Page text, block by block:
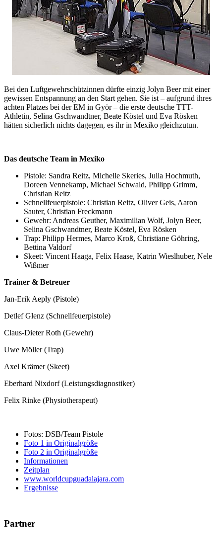
Bei den Luftgewehrschützinnen dürfte einzig Jolyn Beer mit einer
gewissen Entspannung an den Start gehen. Sie ist – aufgrund ihres
achten Platzes bei der EM in Györ – die erste deutsche TTT-
Athletin, Selina Gschwandtner, Beate Köstel und Eva Rösken
hätten sicherlich nichts dagegen, es ihr in Mexiko gleichzutun.
Das deutsche Team in Mexiko
Pistole: Sandra Reitz, Michelle Skeries, Julia Hochmuth,
Doreen Vennekamp, Michael Schwald, Philipp Grimm,
Christian Reitz
Schnellfeuerpistole: Christian Reitz, Oliver Geis, Aaron
Sauter, Christian Freckmann
Gewehr: Andreas Geuther, Maximilian Wolf, Jolyn Beer,
Selina Gschwandtner, Beate Köstel, Eva Rösken
Trap: Philipp Hermes, Marco Kroß, Christiane Göhring,
Bettina Valdorf
Skeet: Vincent Haaga, Felix Haase, Katrin Wieslhuber, Nele
Wißmer
Trainer & Betreuer
Jan-Erik Aeply (Pistole)
Detlef Glenz (Schnellfeuerpistole)
Claus-Dieter Roth (Gewehr)
Uwe Möller (Trap)
Axel Krämer (Skeet)
Eberhard Nixdorf (Leistungsdiagnostiker)
Felix Rinke (Physiotherapeut)
Fotos: DSB/Team Pistole
Foto 1 in Originalgröße
Foto 2 in Originalgröße
Informationen
Zeitplan
www.worldcupguadalajara.com
Ergebnisse
Partner